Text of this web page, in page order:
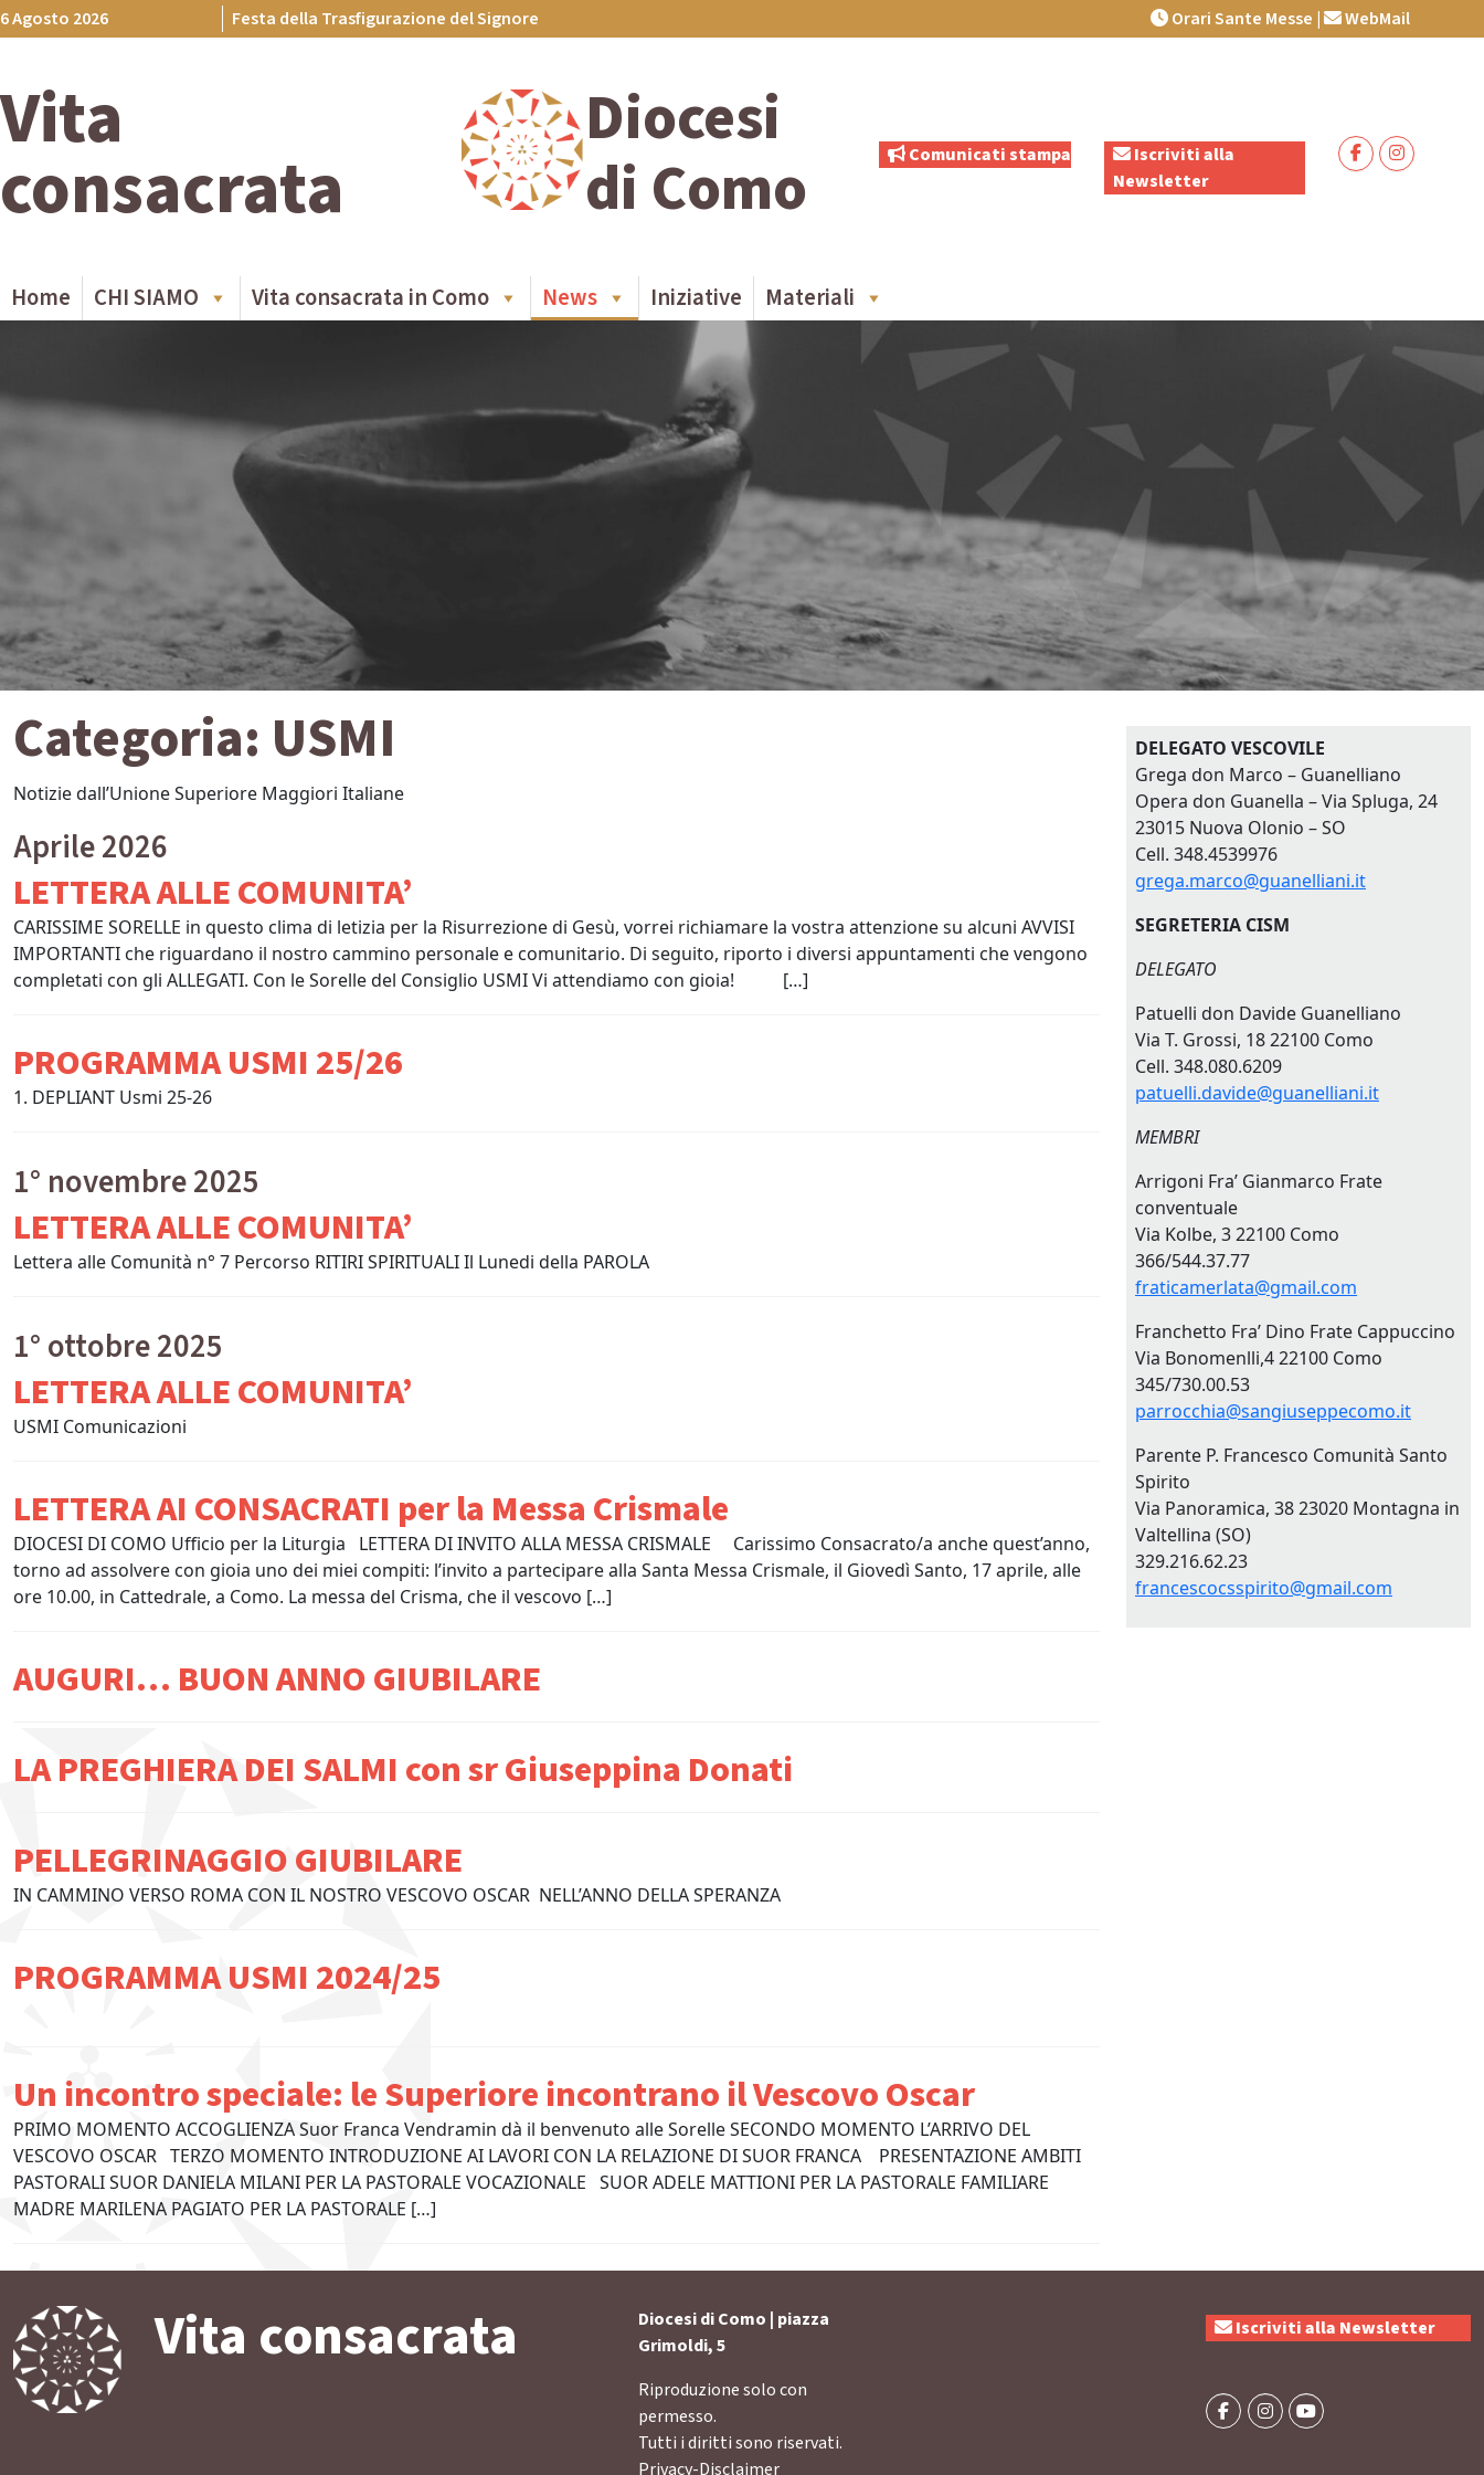
Skip
to
6 Agosto 2026 Festa della Trasfigurazione del Signore Orari Sante Messe | WebMail
Vita
consacrata
Diocesi
di Como
Comunicati stampa
Iscriviti alla
Newsletter
Home CHI SIAMO Vita consacrata in Como News Iniziative Materiali
Categoria: USMI
Notizie dall’Unione Superiore Maggiori Italiane
Aprile 2026
LETTERA ALLE COMUNITA’
CARISSIME SORELLE in questo clima di letizia per la Risurrezione di Gesù, vorrei richiamare la vostra attenzione su alcuni AVVISI
IMPORTANTI che riguardano il nostro cammino personale e comunitario. Di seguito, riporto i diversi appuntamenti che vengono
completati con gli ALLEGATI. Con le Sorelle del Consiglio USMI Vi attendiamo con gioia! […]
PROGRAMMA USMI 25/26
1. DEPLIANT Usmi 25-26
1° novembre 2025
LETTERA ALLE COMUNITA’
Lettera alle Comunità n° 7 Percorso RITIRI SPIRITUALI Il Lunedi della PAROLA
1° ottobre 2025
LETTERA ALLE COMUNITA’
USMI Comunicazioni
LETTERA AI CONSACRATI per la Messa Crismale
DIOCESI DI COMO Ufficio per la Liturgia LETTERA DI INVITO ALLA MESSA CRISMALE Carissimo Consacrato/a anche quest’anno,
torno ad assolvere con gioia uno dei miei compiti: l’invito a partecipare alla Santa Messa Crismale, il Giovedì Santo, 17 aprile, alle
ore 10.00, in Cattedrale, a Como. La messa del Crisma, che il vescovo […]
AUGURI… BUON ANNO GIUBILARE
LA PREGHIERA DEI SALMI con sr Giuseppina Donati
PELLEGRINAGGIO GIUBILARE
IN CAMMINO VERSO ROMA CON IL NOSTRO VESCOVO OSCAR NELL’ANNO DELLA SPERANZA
PROGRAMMA USMI 2024/25
Un incontro speciale: le Superiore incontrano il Vescovo Oscar
PRIMO MOMENTO ACCOGLIENZA Suor Franca Vendramin dà il benvenuto alle Sorelle SECONDO MOMENTO L’ARRIVO DEL
VESCOVO OSCAR TERZO MOMENTO INTRODUZIONE AI LAVORI CON LA RELAZIONE DI SUOR FRANCA PRESENTAZIONE AMBITI
PASTORALI SUOR DANIELA MILANI PER LA PASTORALE VOCAZIONALE SUOR ADELE MATTIONI PER LA PASTORALE FAMILIARE
MADRE MARILENA PAGIATO PER LA PASTORALE […]
DELEGATO VESCOVILE
Grega don Marco – Guanelliano
Opera don Guanella – Via Spluga, 24
23015 Nuova Olonio – SO
Cell. 348.4539976
grega.marco@guanelliani.it
SEGRETERIA CISM
DELEGATO
Patuelli don Davide Guanelliano
Via T. Grossi, 18 22100 Como
Cell. 348.080.6209
patuelli.davide@guanelliani.it
MEMBRI
Arrigoni Fra’ Gianmarco Frate
conventuale
Via Kolbe, 3 22100 Como
366/544.37.77
fraticamerlata@gmail.com
Franchetto Fra’ Dino Frate Cappuccino
Via Bonomenlli,4 22100 Como
345/730.00.53
parrocchia@sangiuseppecomo.it
Parente P. Francesco Comunità Santo
Spirito
Via Panoramica, 38 23020 Montagna in
Valtellina (SO)
329.216.62.23
francescocsspirito@gmail.com
Vita consacrata
Diocesi di Como | piazza
Grimoldi, 5
Riproduzione solo con
permesso.
Tutti i diritti sono riservati.
Privacy-Disclaimer
Iscriviti alla Newsletter